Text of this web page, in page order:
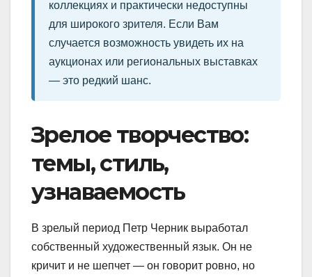
коллекциях и практически недоступны
для широкого зрителя. Если Вам
случается возможность увидеть их на
аукционах или региональных выставках
— это редкий шанс.
Зрелое творчество:
темы, стиль,
узнаваемость
В зрелый период Петр Черник выработал
собственный художественный язык. Он не
кричит и не шепчет — он говорит ровно, но